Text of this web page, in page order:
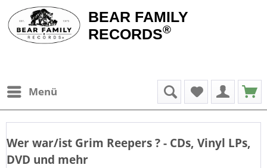
BEAR FAMILY
RECORDS®
Menü
Wer war/ist Grim Reepers? - CDs, Vinyl LPs,
DVD und mehr